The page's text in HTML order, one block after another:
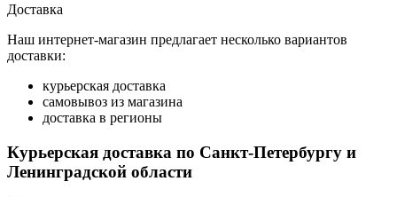
Доставка
Наш интернет-магазин предлагает несколько вариантов
доставки:
курьерская доставка
самовывоз из магазина
доставка в регионы
Курьерская доставка по Санкт-Петербургу и
Ленинградской области